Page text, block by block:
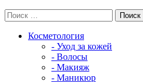
Косметология
- Уход за кожей
- Волосы
- Макияж
- Маникюр